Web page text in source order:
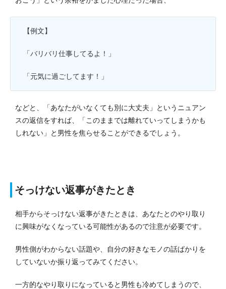
【例文】
「バリバリ仕事してるよ！」
「元気に過ごしてます！」
などと、「あなたがいなくても別に大丈夫」というニュアン
スの返信をすれば、「このままでは離れていってしまうかも
しれない」と男性を焦らせることができるでしょう。
そっけない返事がきたとき
相手からそっけない返事がきたときは、あなたとのやり取り
に興味がなくなっている可能性があるので注意が必要です。
男性側がわからない話題や、自分の好きなモノの話ばかりを
していないか振り返ってみてください。
一方的なやり取りになっていると男性も冷めてしまうので、